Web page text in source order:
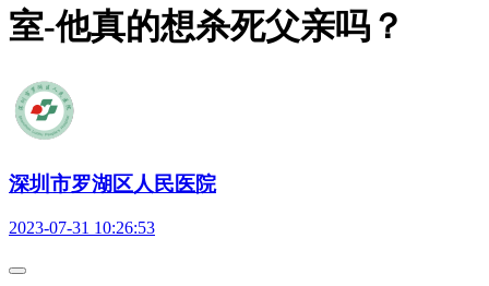
室-他真的想杀死父亲吗？
深圳市罗湖区人民医院
2023-07-31 10:26:53